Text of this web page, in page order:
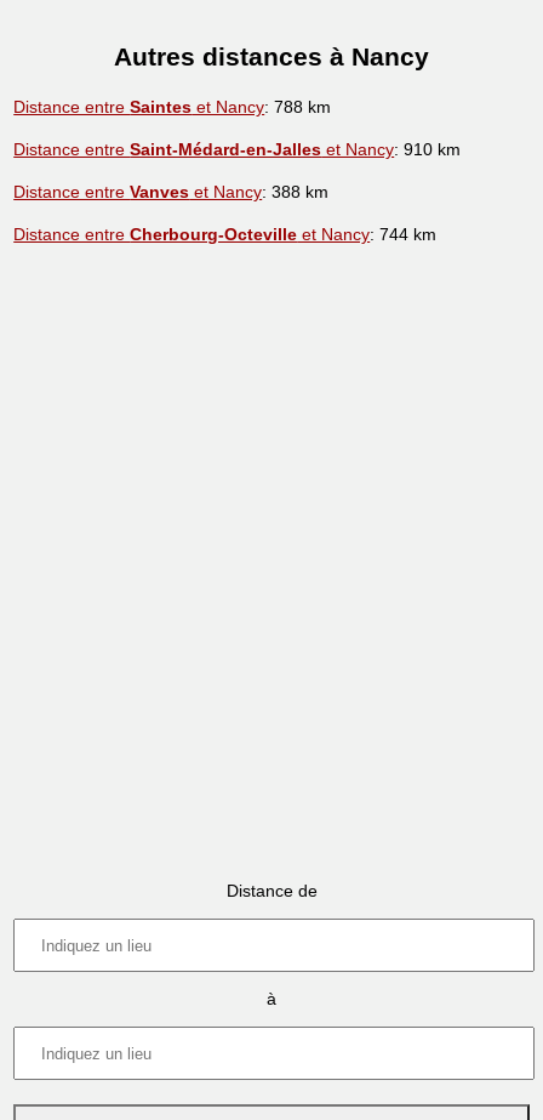
Autres distances à Nancy
Distance entreSaintes et Nancy: 788 km
Distance entreSaint-Médard-en-Jalles et Nancy: 910 km
Distance entreVanves et Nancy: 388 km
Distance entreCherbourg-Octeville et Nancy: 744 km
Distance de
à